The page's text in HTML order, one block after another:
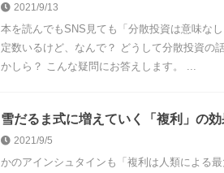
2021/9/13
本を読んでもSNS見ても「分散投資は意味な
定数いるけど、なんで？ どうして分散投資の
かしら？ こんな疑問にお答えします。 ...
雪だるま式に増えていく「複利」の
2021/9/5
かのアインシュタインも「複利は人類による